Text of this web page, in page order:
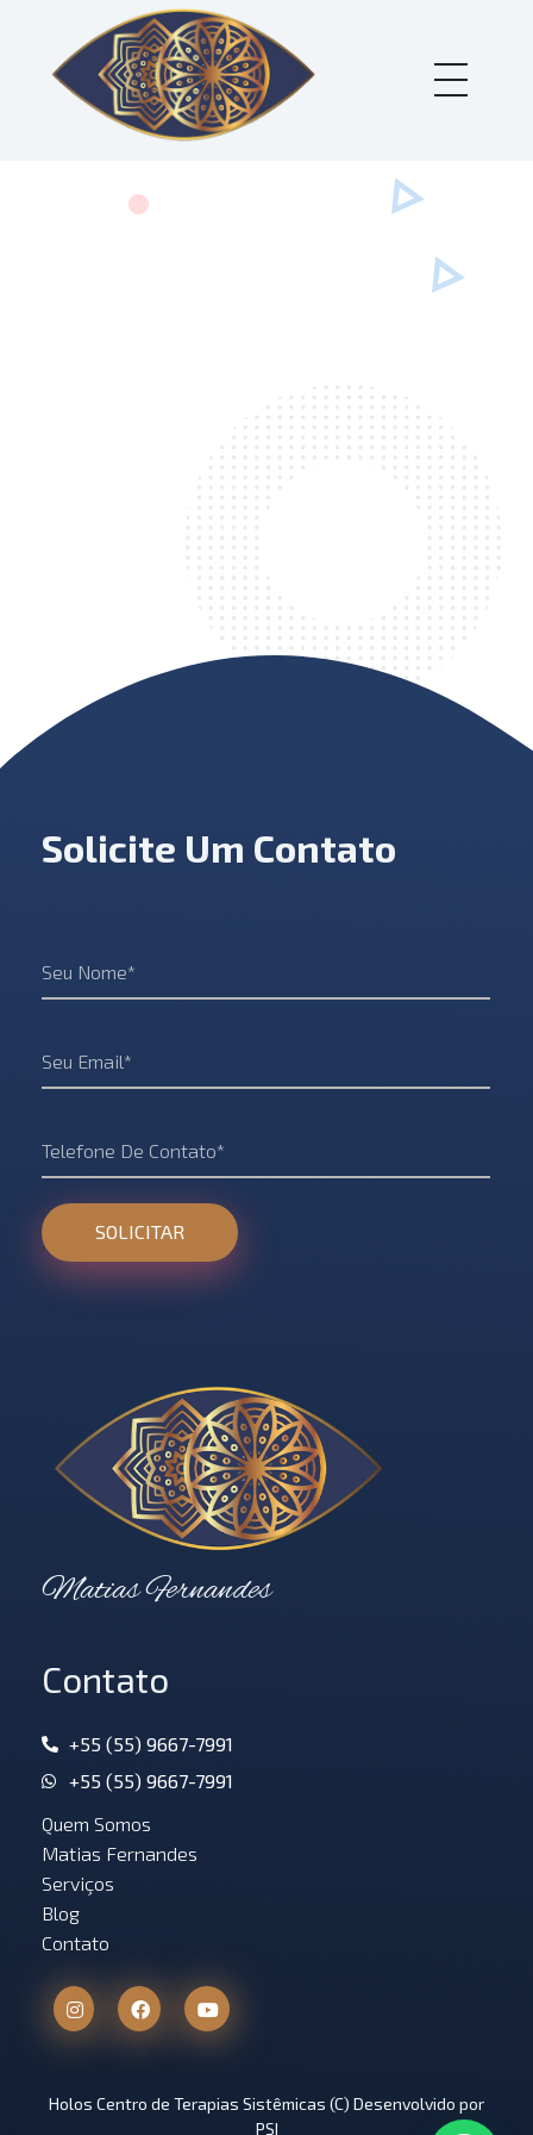
Solicite Um Contato
Holos Centro de Terapias Sistêmicas
Matias Fernandes
Contato
+55 (55) 9667-7991
+55 (55) 9667-7991
Quem Somos
Matias Fernandes
Serviços
Blog
Contato
Holos Centro de Terapias Sistêmicas (C) Desenvolvido por
PSI